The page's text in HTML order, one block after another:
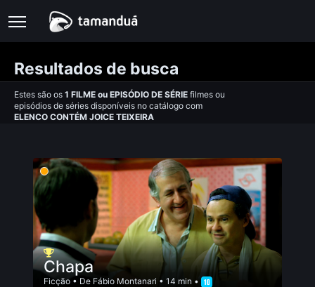
Resultados de busca
Estes são os 1 FILME ou EPISÓDIO DE SÉRIE filmes ou
episódios de séries disponíveis no catálogo com
ELENCO CONTÉM JOICE TEIXEIRA
Chapa
Ficção • De Fábio Montanari • 14 min •